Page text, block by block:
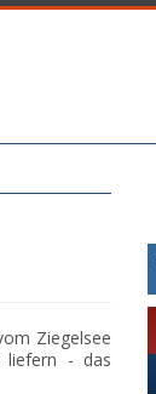
Ziegelsee
liefern - das